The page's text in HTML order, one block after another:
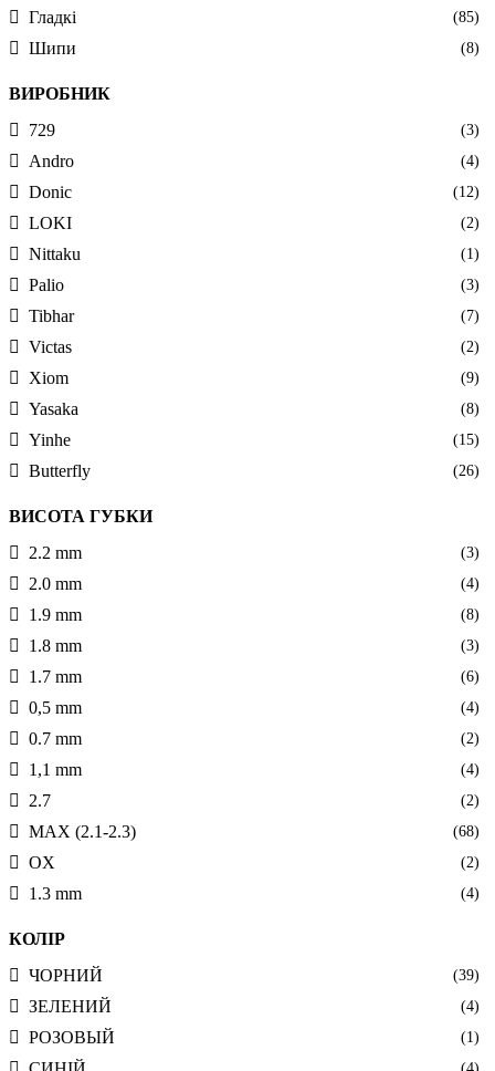
Гладкі
(85)
Шипи (8)
ВИРОБНИК
729
(3)
Andro (4)
Donic (12)
LOKI (2)
Nittaku (1)
Palio (3)
Tibhar (7)
Victas (2)
Xiom (9)
Yasaka (8)
Yinhe (15)
Butterfly (26)
ВИСОТА ГУБКИ
2.2 mm
(3)
2.0 mm (4)
1.9 mm (8)
1.8 mm (3)
1.7 mm (6)
0,5 mm (4)
0.7 mm (2)
1,1 mm (4)
2.7 (2)
MAX (2.1-2.3) (68)
OX (2)
1.3 mm (4)
КОЛІР
ЧОРНИЙ
(39)
ЗЕЛЕНИЙ (4)
РОЗОВЫЙ (1)